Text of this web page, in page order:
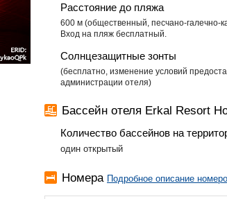
Расстояние до пляжа
600 м (общественный, песчано-галечно-
Вход на пляж бесплатный.
Солнцезащитные зонты
(бесплатно, изменение условий
администрации отеля)
Бассейн отеля Erkal Resort
Количество бассейнов на
один открытый
Номера Подробное описание